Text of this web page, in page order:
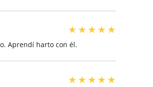
★★★★★
Aprendí harto con él.
★★★★★